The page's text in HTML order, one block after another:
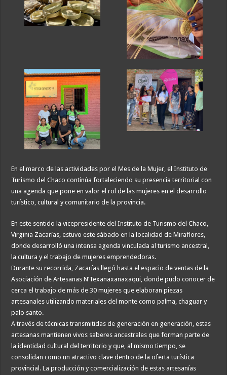
En el marco de las actividades por el Mes de la Mujer, el Instituto de
Turismo del Chaco continúa fortaleciendo su presencia territorial con
una agenda que pone en valor el rol de las mujeres en el desarrollo
turístico, cultural y comunitario de la provincia.
En este sentido la vicepresidente del Instituto de Turismo del Chaco,
Virginia Zacarías, estuvo este sábado en la localidad de Miraflores,
donde desarrolló una intensa agenda vinculada al turismo ancestral,
la cultura y el trabajo de mujeres emprendedoras.
Durante su recorrida, Zacarías llegó hasta el espacio de ventas de la
Asociación de Artesanas N’Texanaxanaxaqui, donde pudo conocer de
cerca el trabajo de más de 30 mujeres que elaboran piezas
artesanales utilizando materiales del monte como palma, chaguar y
palo santo.
A través de técnicas transmitidas de generación en generación, estas
artesanas mantienen vivos saberes ancestrales que forman parte de
la identidad cultural del territorio y que, al mismo tiempo, se
consolidan como un atractivo clave dentro de la oferta turística
provincial. La producción y comercialización de estas artesanías